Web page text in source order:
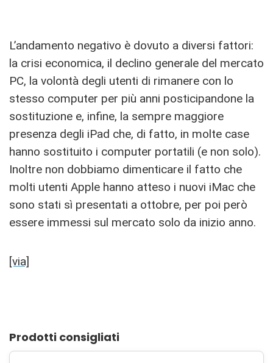
L’andamento negativo è dovuto a diversi fattori:
la crisi economica, il declino generale del mercato
PC, la volontà degli utenti di rimanere con lo
stesso computer per più anni posticipandone la
sostituzione e, infine, la sempre maggiore
presenza degli iPad che, di fatto, in molte case
hanno sostituito i computer portatili (e non solo).
Inoltre non dobbiamo dimenticare il fatto che
molti utenti Apple hanno atteso i nuovi iMac che
sono stati sì presentati a ottobre, per poi però
essere immessi sul mercato solo da inizio anno.
[via]
Prodotti consigliati